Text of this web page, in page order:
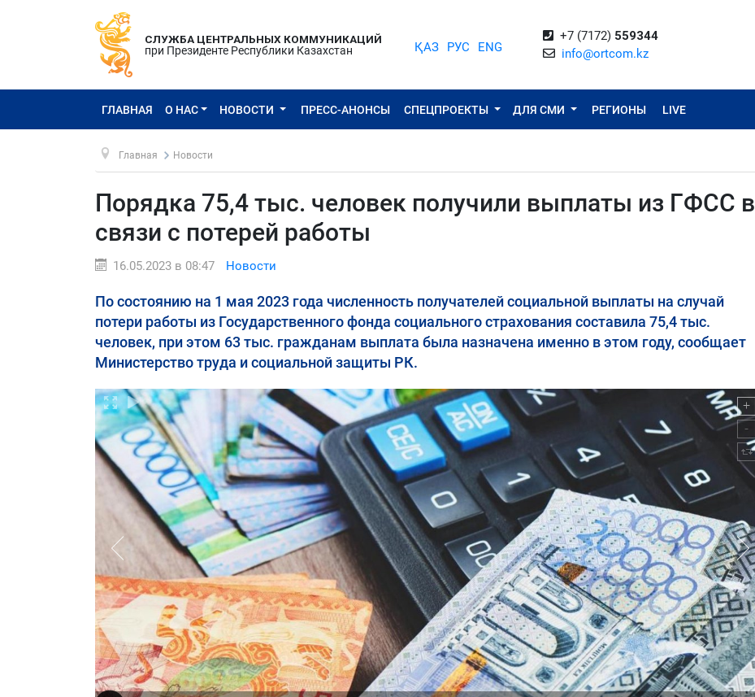
СЛУЖБА ЦЕНТРАЛЬНЫХ КОММУНИКАЦИЙ
при Президенте Республики Казахстан
ҚАЗ РУС ENG
+7 (7172) 559344
info@ortcom.kz
ГЛАВНАЯ О НАС НОВОСТИ ПРЕСС-АНОНСЫ СПЕЦПРОЕКТЫ ДЛЯ СМИ РЕГИОНЫ LIVE
Главная Новости
Порядка 75,4 тыс. человек получили выплаты из ГФСС в
связи с потерей работы
16.05.2023 в 08:47 Новости
По состоянию на 1 мая 2023 года численность получателей социальной выплаты на случай
потери работы из Государственного фонда социального страхования составила 75,4 тыс.
человек, при этом 63 тыс. гражданам выплата была назначена именно в этом году, сообщает
Министерство труда и социальной защиты РК.